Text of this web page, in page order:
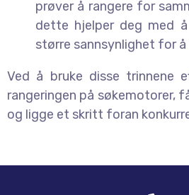
prøver å rangere for
dette hjelper deg med
større sannsynlighet for
Ved å bruke disse trinnene
rangeringen på søkemotorer,
og ligge et skritt foran